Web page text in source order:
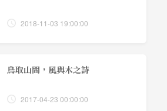
2018-11-03 19:00:00
鳥取山間，風與木之詩
2017-04-23 00:00:00